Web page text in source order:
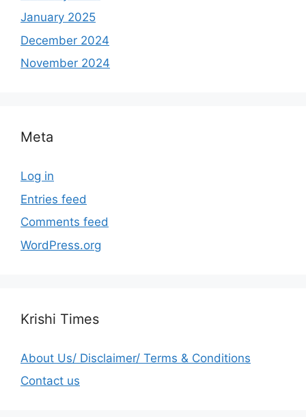
January 2025
December 2024
November 2024
Meta
Log in
Entries feed
Comments feed
WordPress.org
Krishi Times
About Us/ Disclaimer/ Terms & Conditions
Contact us